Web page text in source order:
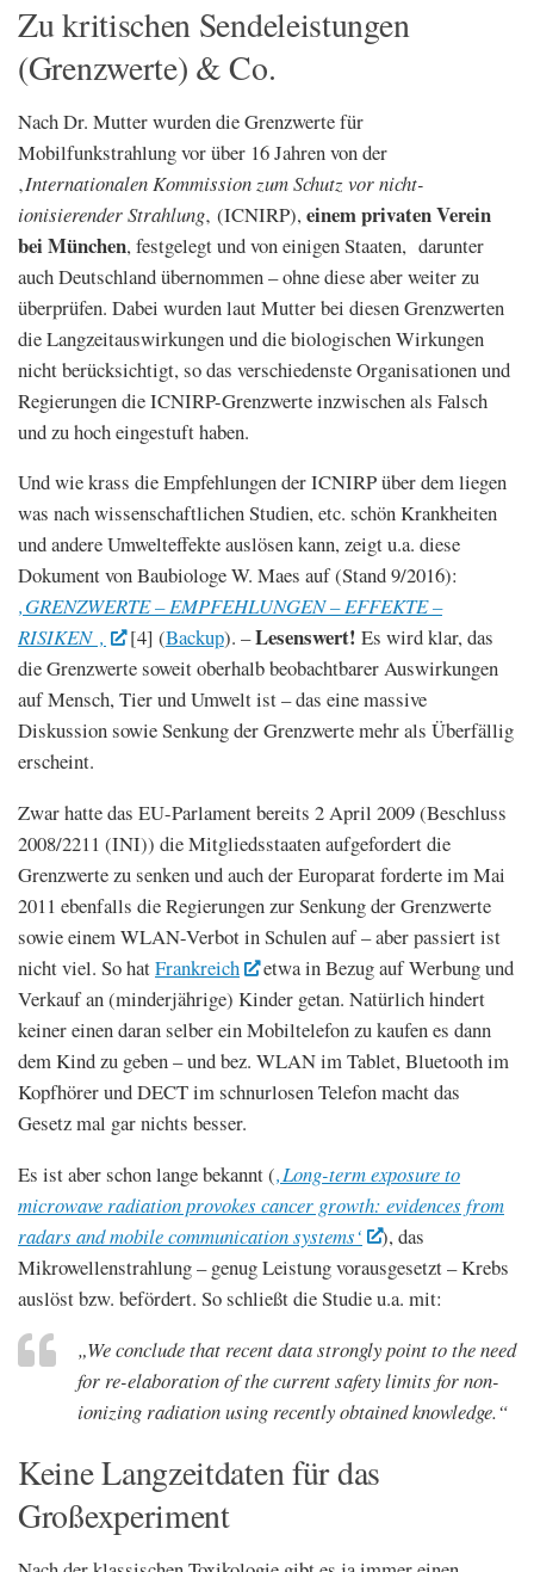
Zu kritischen Sendeleistungen
(Grenzwerte) & Co.
Nach Dr. Mutter wurden die Grenzwerte für
Mobilfunkstrahlung vor über 16 Jahren von der
‚Internationalen Kommission zum Schutz vor nicht-
ionisierender Strahlung‚ (ICNIRP),einem privaten Verein
bei München, festgelegt und von einigen Staaten, darunter
auch Deutschland übernommen – ohne diese aber weiter zu
überprüfen. Dabei wurden laut Mutter bei diesen Grenzwerten
die Langzeitauswirkungen und die biologischen Wirkungen
nicht berücksichtigt, so das verschiedenste Organisationen und
Regierungen die ICNIRP-Grenzwerte inzwischen als Falsch
und zu hoch eingestuft haben.
Und wie krass die Empfehlungen der ICNIRP über dem liegen
was nach wissenschaftlichen Studien, etc. schön Krankheiten
und andere Umwelteffekte auslösen kann, zeigt u.a. diese
Dokument von Baubiologe W. Maes auf (Stand 9/2016):
‚GRENZWERTE – EMPFEHLUNGEN – EFFEKTE –
RISIKEN ‚
[4] (Backup). –Lesenswert! Es wird klar, das
die Grenzwerte soweit oberhalb beobachtbarer Auswirkungen
auf Mensch, Tier und Umwelt ist – das eine massive
Diskussion sowie Senkung der Grenzwerte mehr als Überfällig
erscheint.
Zwar hatte das EU-Parlament bereits 2 April 2009 (Beschluss
2008/2211 (INI)) die Mitgliedsstaaten aufgefordert die
Grenzwerte zu senken und auch der Europarat forderte im Mai
2011 ebenfalls die Regierungen zur Senkung der Grenzwerte
sowie einem WLAN-Verbot in Schulen auf – aber passiert ist
nicht viel. So hatFrankreich
etwa in Bezug auf Werbung und
Verkauf an (minderjährige) Kinder getan. Natürlich hindert
keiner einen daran selber ein Mobiltelefon zu kaufen es dann
dem Kind zu geben – und bez. WLAN im Tablet, Bluetooth im
Kopfhörer und DECT im schnurlosen Telefon macht das
Gesetz mal gar nichts besser.
Es ist aber schon lange bekannt (‚Long-term exposure to
microwave radiation provokes cancer growth: evidences from
radars and mobile communication systems‘
), das
Mikrowellenstrahlung – genug Leistung vorausgesetzt – Krebs
auslöst bzw. befördert. So schließt die Studie u.a. mit:
„We conclude that recent data strongly point to the need
for re-elaboration of the current safety limits for non-
ionizing radiation using recently obtained knowledge.“
Keine Langzeitdaten für das
Großexperiment